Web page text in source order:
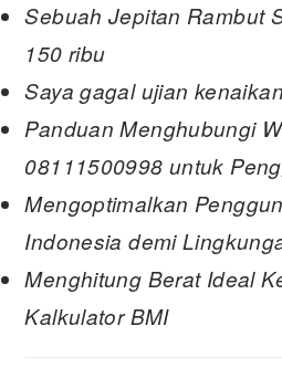
Sebuah Jepitan Rambut
150 ribu
Saya gagal ujian
Panduan Menghubungi
08111500998 untuk
Mengoptimalkan
Indonesia demi
Menghitung Berat Ideal
Kalkulator BMI